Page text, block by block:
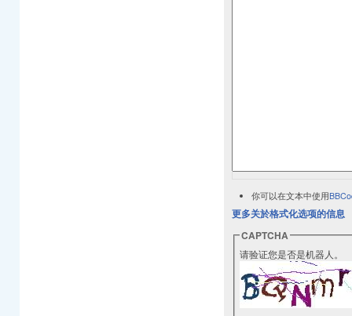
你可以在文本中使用
更多关於格式化选项的信息
CAPTCHA
请验证您是否是机器人。